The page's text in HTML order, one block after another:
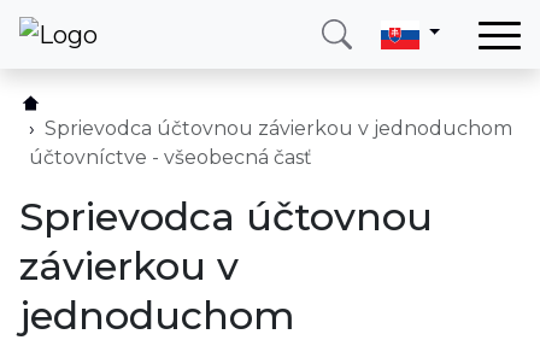
Služby
O nás
Blog
Kontakt
Sprievodca účtovnou závierkou v jednoduchom
účtovníctve - všeobecná časť
Sprievodca účtovnou
závierkou v
jednoduchom